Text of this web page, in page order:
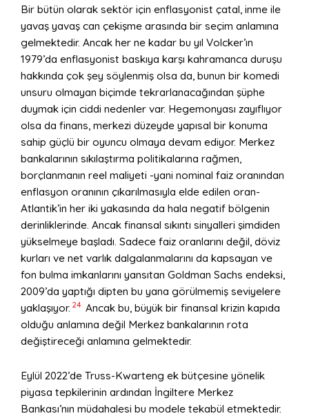
Bir bütün olarak sektör için enflasyonist çatal, inme ile
yavaş yavaş can çekişme arasında bir seçim anlamına
gelmektedir. Ancak her ne kadar bu yıl Volcker’ın
1979’da enflasyonist baskıya karşı kahramanca duruşu
hakkında çok şey söylenmiş olsa da, bunun bir komedi
unsuru olmayan biçimde tekrarlanacağından şüphe
duymak için ciddi nedenler var. Hegemonyası zayıflıyor
olsa da finans, merkezi düzeyde yapısal bir konuma
sahip güçlü bir oyuncu olmaya devam ediyor. Merkez
bankalarının sıkılaştırma politikalarına rağmen,
borçlanmanın reel maliyeti -yani nominal faiz oranından
enflasyon oranının çıkarılmasıyla elde edilen oran-
Atlantik’in her iki yakasında da hala negatif bölgenin
derinliklerinde. Ancak finansal sıkıntı sinyalleri şimdiden
yükselmeye başladı. Sadece faiz oranlarını değil, döviz
kurları ve net varlık dalgalanmalarını da kapsayan ve
fon bulma imkanlarını yansıtan Goldman Sachs endeksi,
2009’da yaptığı dipten bu yana görülmemiş seviyelere
yaklaşıyor. 24 Ancak bu, büyük bir finansal krizin kapıda
olduğu anlamına değil Merkez bankalarının rota
değiştireceği anlamına gelmektedir.
Eylül 2022’de Truss-Kwarteng ek bütçesine yönelik
piyasa tepkilerinin ardından İngiltere Merkez
Bankası’nın müdahalesi bu modele tekabül etmektedir.